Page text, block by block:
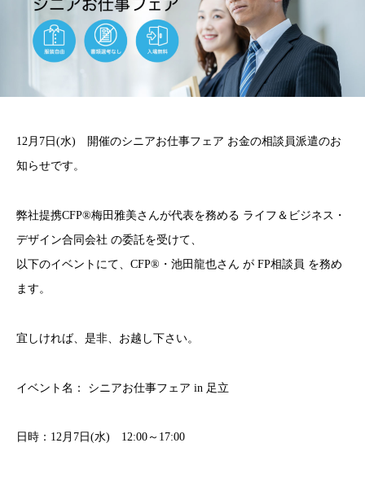
12月7日(水) 開催のシニアお仕事フェア お金の相談員派遣のお
知らせです。
弊社提携CFP®梅田雅美さんが代表を務める ライフ＆ビジネス・
デザイン合同会社 の委託を受けて、
以下のイベントにて、CFP®・池田龍也さん が FP相談員 を務め
ます。
宜しければ、是非、お越し下さい。
イベント名： シニアお仕事フェア in 足立
日時：12月7日(水) 12:00～17:00